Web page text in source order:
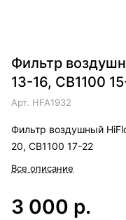
Фильтр
13-16, CB1100
Арт. HFA1932
Фильтр воздушный
20, CB1100 17-22
Все описание
3 000 р.